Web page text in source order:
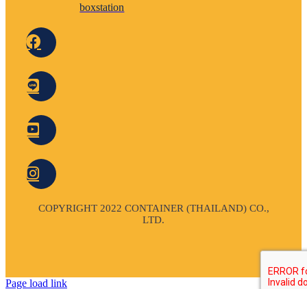
boxstation
COPYRIGHT 2022 CONTAINER (THAILAND) CO.,
LTD.
Page load link